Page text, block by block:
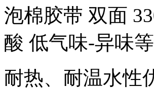
泡棉胶带 双面
酸 低气味-异味
耐热、耐温水性